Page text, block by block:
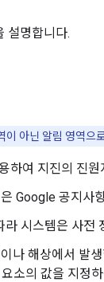
설명합니다.
이 아닌 알림 영역
하여 지진의 진
Google 공지사
라 시스템은 사전
이나 해상에서 발
요소의 값을 지정